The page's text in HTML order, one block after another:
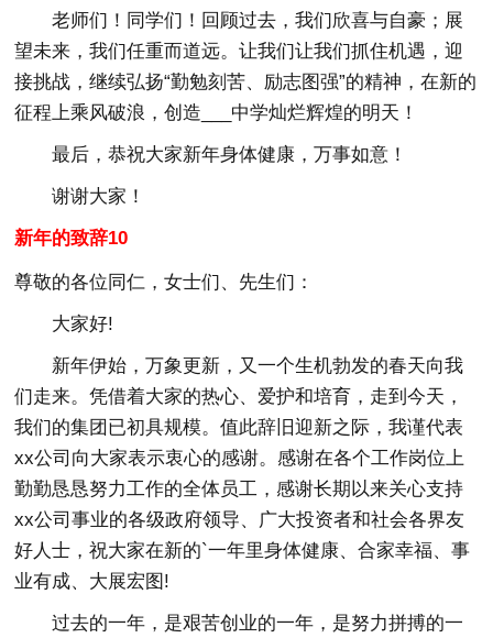
老师们！同学们！回顾过去，我们欣喜与自豪；展
望未来，我们任重而道远。让我们让我们抓住机遇，迎
接挑战，继续弘扬“勤勉刻苦、励志图强”的精神，在新的
征程上乘风破浪，创造___中学灿烂辉煌的明天！
最后，恭祝大家新年身体健康，万事如意！
谢谢大家！
新年的致辞10
尊敬的各位同仁，女士们、先生们：
大家好!
新年伊始，万象更新，又一个生机勃发的春天向我
们走来。凭借着大家的热心、爱护和培育，走到今天，
我们的集团已初具规模。值此辞旧迎新之际，我谨代表
xx公司向大家表示衷心的感谢。感谢在各个工作岗位上
勤勤恳恳努力工作的全体员工，感谢长期以来关心支持
xx公司事业的各级政府领导、广大投资者和社会各界友
好人士，祝大家在新的`一年里身体健康、合家幸福、事
业有成、大展宏图!
过去的一年，是艰苦创业的一年，是努力拼搏的一